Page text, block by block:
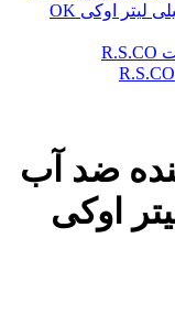
ضد آب
میلی لیتر اوکی